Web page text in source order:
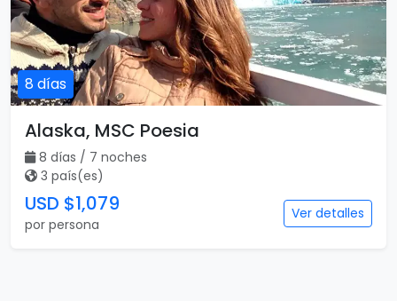
8 días
Alaska, MSC Poesia
8 días / 7 noches
3 país(es)
USD $1,079
por persona
Ver detalles